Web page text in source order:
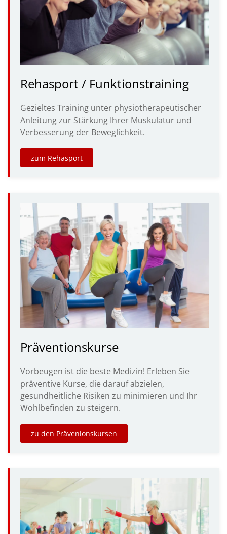
Rehasport / Funktionstraining
Gezieltes Training unter physiotherapeutischer
Anleitung zur Stärkung Ihrer Muskulatur und
Verbesserung der Beweglichkeit.
zum Rehasport
Präventionskurse
Vorbeugen ist die beste Medizin! Erleben Sie
präventive Kurse, die darauf abzielen,
gesundheitliche Risiken zu minimieren und Ihr
Wohlbefinden zu steigern.
zu den Prävenionskursen